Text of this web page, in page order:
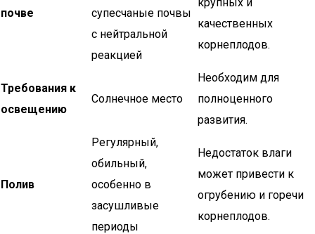
почве
супесчаные почвы
с нейтральной
реакцией
качественных
корнеплодов.
Требования к
освещению
Солнечное место
Необходим для
полноценного
развития.
Полив
Регулярный,
обильный,
особенно в
засушливые
периоды
Недостаток влаги
может привести к
огрубению и горечи
корнеплодов.